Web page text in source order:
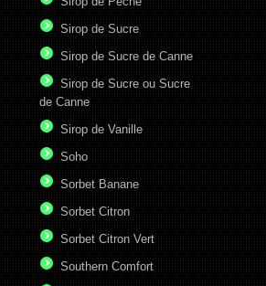
Sirop de Sucre
Sirop de Sucre de Canne
Sirop de Sucre ou Sucre
de Canne
Sirop de Vanille
Soho
Sorbet Banane
Sorbet Citron
Sorbet Citron Vert
Southern Comfort